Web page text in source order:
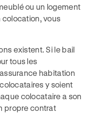
ou un logement
colocation, vous
existent. Si le bail
tous les
habitation
y soient
colocataire a son
propre contrat